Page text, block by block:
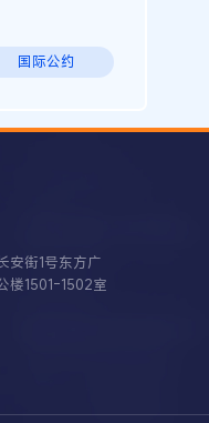
国际公约
安街1号东方广
楼1501-1502室